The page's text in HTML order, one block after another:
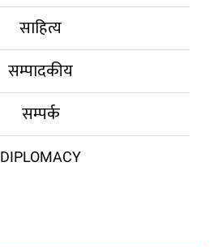
साहित्य
सम्पादकीय
सम्पर्क
DIPLOMACY